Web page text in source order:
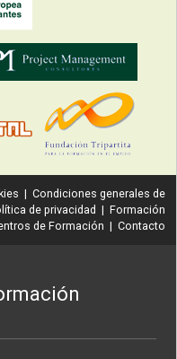
| Condiciones generales de
de privacidad | Formación
de Formación | Contacto